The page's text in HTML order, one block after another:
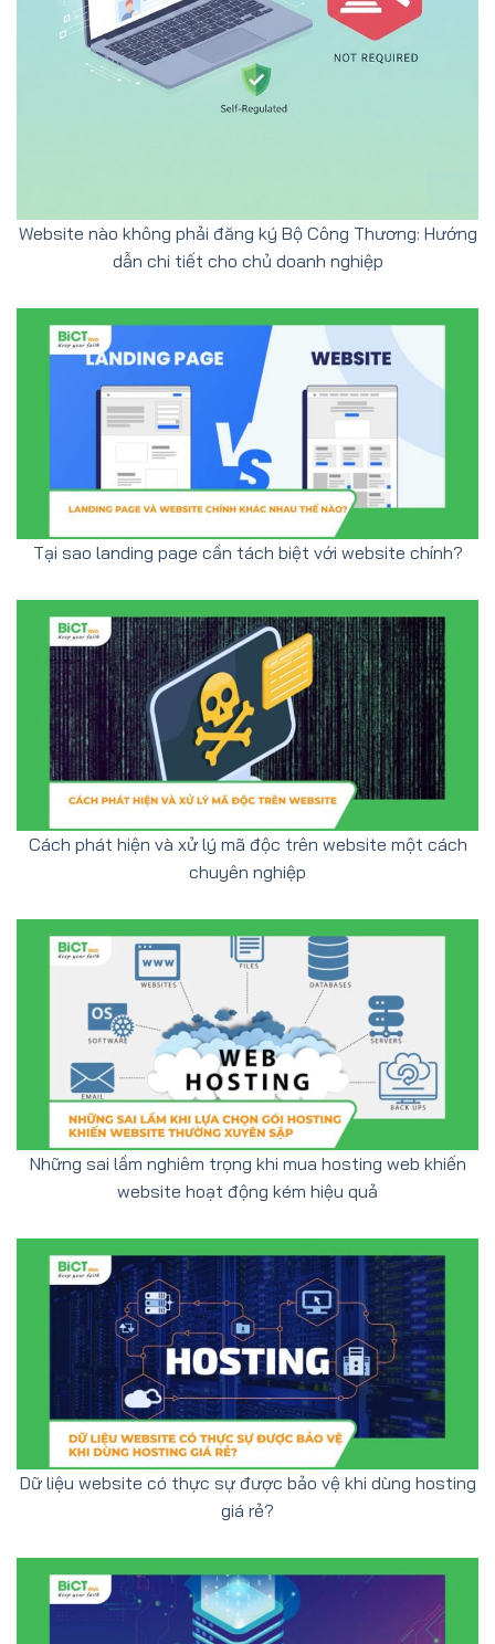
Website nào không phải đăng ký Bộ Công Thương: Hướng
dẫn chi tiết cho chủ doanh nghiệp
Tại sao landing page cần tách biệt với website chính?
Cách phát hiện và xử lý mã độc trên website một cách
chuyên nghiệp
Những sai lầm nghiêm trọng khi mua hosting web khiến
website hoạt động kém hiệu quả
Dữ liệu website có thực sự được bảo vệ khi dùng hosting
giá rẻ?